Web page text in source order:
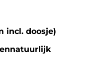
incl. doosje)